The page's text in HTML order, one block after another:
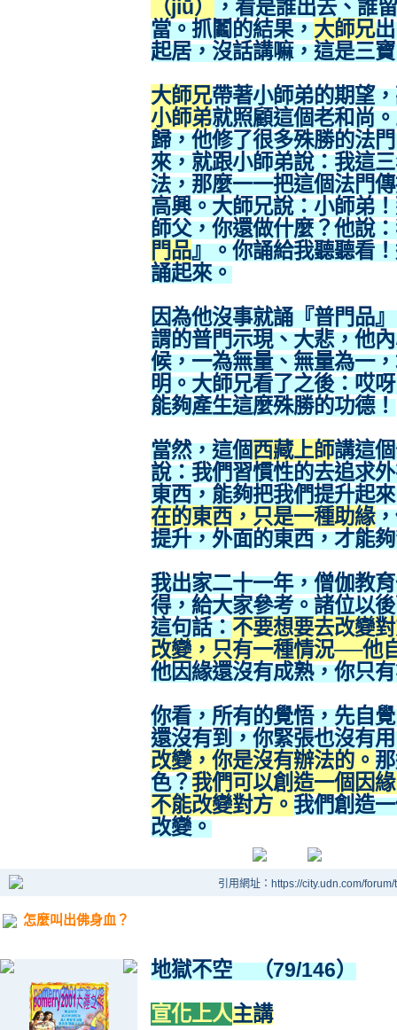
（jiū）
，看是誰出去、誰
當。抓鬮的結果，大師兄
起居，沒話講嘛，這是三
大師兄帶著小師弟的期望
小師弟就照顧這個老和尚
歸，他修了很多殊勝的法
來，就跟小師弟說：我這
法，那麼一一把這個法門
高興。大師兄說：小師弟
師父，你還做什麼？他說
門品』。你誦給我聽聽看
誦起來。
因為他沒事就誦『普門品
謂的普門示現、大悲，他
候，一為無量、無量為一
明。大師兄看了之後：哎
能夠產生這麼殊勝的功德！
當然，這個西藏上師講這
說：我們習慣性的去追求
東西，能夠把我們提升起
在的東西，只是一種助緣
提升，外面的東西，才能
我出家二十一年，僧伽教
得，給大家參考。諸位以
這句話：不要想要去改變
改變，只有一種情況──他
他因緣還沒有成熟，你只
你看，所有的覺悟，先自
還沒有到，你緊張也沒有
改變，你是沒有辦法的。
色？我們可以創造一個因
不能改變對方。 我們創造
改變。
引用網址：https://city.udn.com/
怎麼叫出佛身血？
地獄不空 （79/146）
宣化上人主講